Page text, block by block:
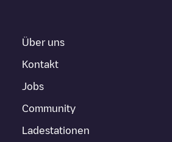
Über uns
Kontakt
Jobs
Community
Ladestationen